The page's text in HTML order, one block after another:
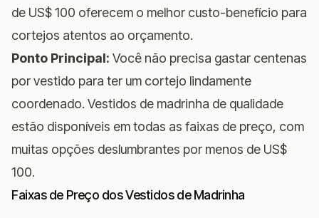
de US$ 100 oferecem o melhor custo-benefício para
cortejos atentos ao orçamento.
Ponto Principal: Você não precisa gastar centenas
por vestido para ter um cortejo lindamente
coordenado. Vestidos de madrinha de qualidade
estão disponíveis em todas as faixas de preço, com
muitas opções deslumbrantes por menos de US$
100.
Faixas de Preço dos Vestidos de Madrinha